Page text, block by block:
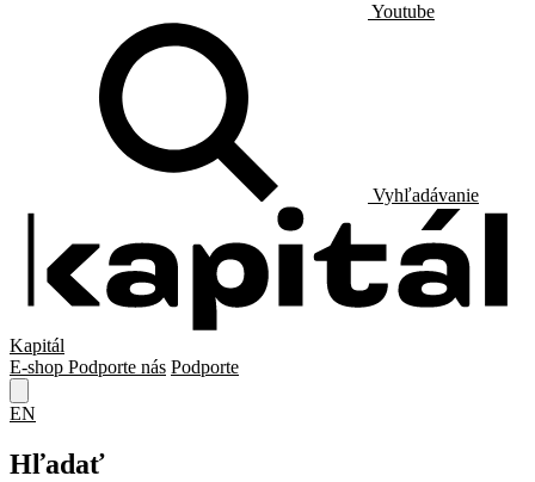
Youtube
Vyhľadávanie
Kapitál
E-shop Podporte nás Podporte
EN
Hľadať